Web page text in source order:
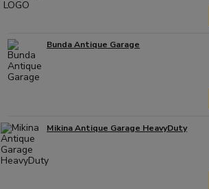
Bunda Antique Garage
Mikina Antique Garage HeavyDuty